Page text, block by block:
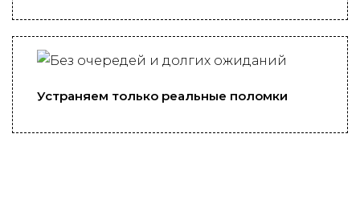
Устраняем только реальные поломки